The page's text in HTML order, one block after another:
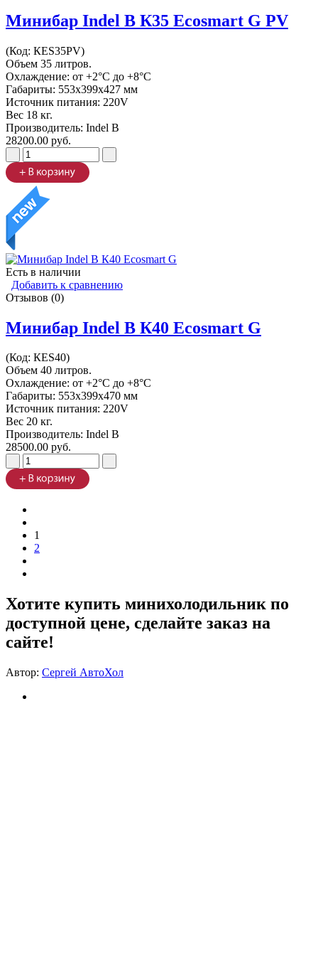
Минибар Indel B К35 Ecosmart G PV
(Код: КES35PV)
Объем 35 литров.
Охлаждение: от +2°C до +8°C
Габариты: 553х399х427 мм
Источник питания: 220V
Вес 18 кг.
Производитель: Indel B
28200.00 руб.
Есть в наличии
Добавить к сравнению
Отзывов (0)
Минибар Indel B К40 Ecosmart G
(Код: КES40)
Объем 40 литров.
Охлаждение: от +2°C до +8°C
Габариты: 553х399х470 мм
Источник питания: 220V
Вес 20 кг.
Производитель: Indel B
28500.00 руб.
1
2
Хотите купить минихолодильник по
доступной цене, сделайте заказ на
сайте!
Автор: Сергей АвтоХол